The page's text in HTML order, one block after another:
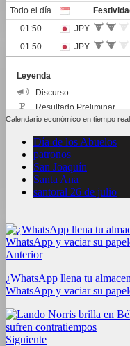
Calendario económico en tiempo
Día de los Abuelos
patronos
San Joaquín
Santa Ana
santoral 26 de julio
Anterior
¿WhatsApp llena tu
WhatsApp y vaciar su
Siguiente